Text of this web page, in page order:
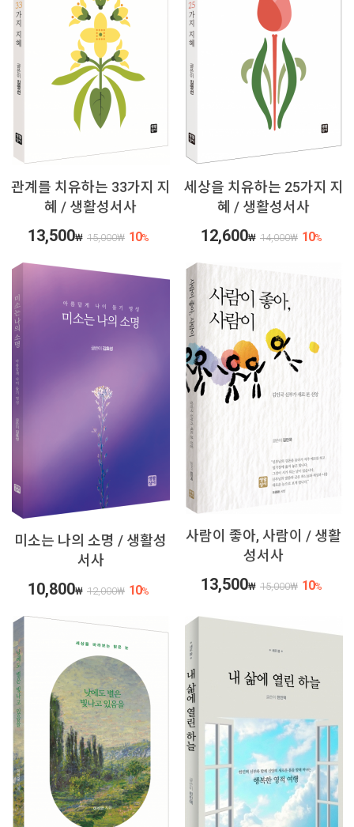
관계를 치유하는 33가지 지
혜 / 생활성서사
13,500₩ 15,000₩ 10%
세상을 치유하는 25가지 지
혜 / 생활성서사
12,600₩ 14,000₩ 10%
미소는 나의 소명 / 생활성
서사
10,800₩ 12,000₩ 10%
사람이 좋아, 사람이 / 생활
성서사
13,500₩ 15,000₩ 10%